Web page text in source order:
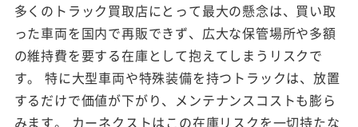
多くのトラック買取店にとって最大の懸念は、買い取
った車両を国内で再販できず、広大な保管場所や多額
の維持費を要する在庫として抱えてしまうリスクで
す。 特に大型車両や特殊装備を持つトラックは、放置
するだけで価値が下がり、メンテナンスコストも膨ら
みます。 カーネクストはこの在庫リスクを一切持たな